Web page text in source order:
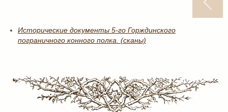
Исторические документы 5-го Горждинского
пограничного конного полка. (сканы)